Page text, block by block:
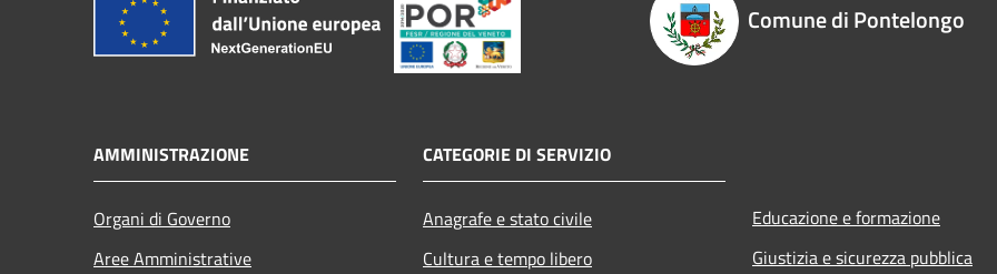
Comune di Pontelongo
AMMINISTRAZIONE
Organi di Governo
Aree Amministrative
CATEGORIE DI SERVIZIO
Anagrafe e stato civile
Cultura e tempo libero
Educazione e formazione
Giustizia e sicurezza pubblica